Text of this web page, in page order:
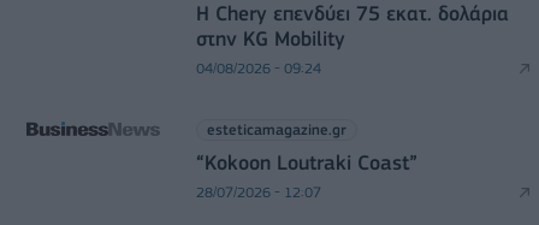
Η Chery επενδύει 75 εκατ. δολάρια
στην KG Mobility
04/08/2026 - 09:24
esteticamagazine.gr
“Kokoon Loutraki Coast”
28/07/2026 - 12:07